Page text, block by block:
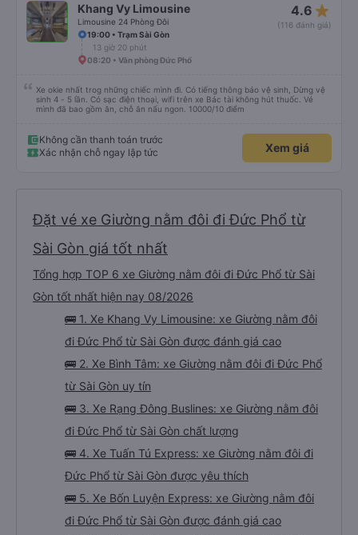
Khang Vy Limousine
Limousine 24 Phòng Đôi
4.6 star_rate
(116 đánh giá)
19:00 • Trạm Sài Gòn
13 giờ 20 phút
08:20 • Văn phòng Đức Phổ
Xe okie nhất trog những chiếc mình đi. Có tiếng thông báo vệ sinh, Dừng vệ
sinh 4 - 5 lần. Có sạc điện thoại, wifi trên xe Bác tài không hút thuốc. Vé
mình đã bao gồm ăn, chỗ ăn nấu ngon. 10000/10 điểm
Không cần thanh toán trước
Xác nhận chỗ ngay lập tức
Xem giá
Đặt vé xe Giường nằm đôi đi Đức Phổ từ
Sài Gòn giá tốt nhất
Tổng hợp TOP 6 xe Giường nằm đôi đi Đức Phổ từ Sài
Gòn tốt nhất hiện nay 08/2026
🚌 1. Xe Khang Vy Limousine: xe Giường nằm đôi
đi Đức Phổ từ Sài Gòn được đánh giá cao
🚌 2. Xe Bình Tâm: xe Giường nằm đôi đi Đức Phổ
từ Sài Gòn uy tín
🚌 3. Xe Rạng Đông Buslines: xe Giường nằm đôi
đi Đức Phổ từ Sài Gòn chất lượng
🚌 4. Xe Tuấn Tú Express: xe Giường nằm đôi đi
Đức Phổ từ Sài Gòn được yêu thích
🚌 5. Xe Bốn Luyện Express: xe Giường nằm đôi
đi Đức Phổ từ Sài Gòn được đánh giá cao